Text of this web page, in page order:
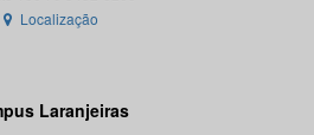
Localização
Laranjeiras